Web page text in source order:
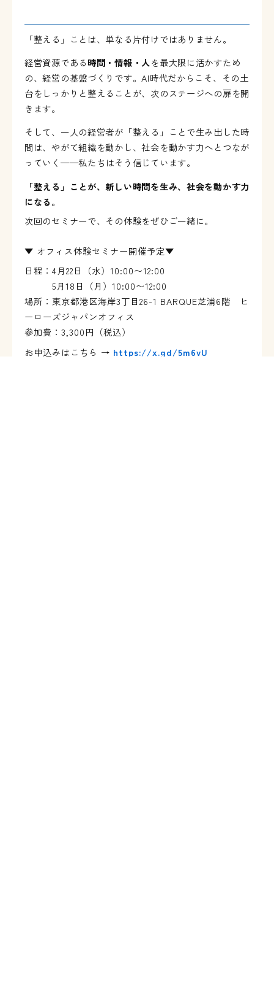
「整える」ことは、単なる片付けではありません。
経営資源である時間・情報・人を最大限に活かすため
の、経営の基盤づくりです。AI時代だからこそ、その土
台をしっかりと整えることが、次のステージへの扉を開
きます。
そして、一人の経営者が「整える」ことで生み出した時
間は、やがて組織を動かし、社会を動かす力へとつなが
っていく ——私たちはそう信じています。
「整える」ことが、新しい時間を生み、社会を動かす力
になる。
次回のセミナーで、その体験をぜひご一緒に。
▼ オフィス体験セミナー開催予定▼
日程：4月22日（水）10:00〜12:00
5月18日（月）10:00〜12:00
場所：東京都港区海岸3丁目26-1 BARQUE芝浦6階 ヒ
ーローズジャパンオフィス
参加費：3,300円（税込）
お申込みはこちら → https://x.gd/5m6vU